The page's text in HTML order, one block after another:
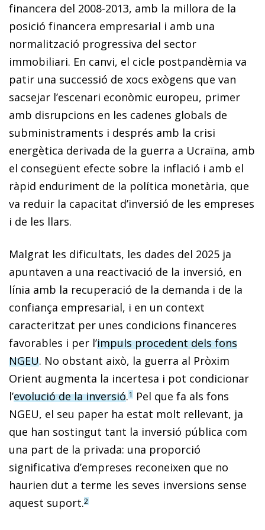
financera del 2008-2013, amb la millora de la
posició financera empresarial i amb una
normalització progressiva del sector
immobiliari. En canvi, el cicle postpandèmia va
patir una successió de xocs exògens que van
sacsejar l’escenari econòmic europeu, primer
amb disrupcions en les cadenes globals de
subministraments i després amb la crisi
energètica derivada de la guerra a Ucraïna, amb
el consegüent efecte sobre la inflació i amb el
ràpid enduriment de la política monetària, que
va reduir la capacitat d’inversió de les empreses
i de les llars.
Malgrat les dificultats, les dades del 2025 ja
apuntaven a una reactivació de la inversió, en
línia amb la recuperació de la demanda i de la
confiança empresarial, i en un context
caracteritzat per unes condicions financeres
favorables i per l’impuls procedent dels fons
NGEU. No obstant això, la guerra al Pròxim
Orient augmenta la incertesa i pot condicionar
l’evolució de la inversió.1 Pel que fa als fons
NGEU, el seu paper ha estat molt rellevant, ja
que han sostingut tant la inversió pública com
una part de la privada: una proporció
significativa d’empreses reconeixen que no
haurien dut a terme les seves inversions sense
aquest suport.2